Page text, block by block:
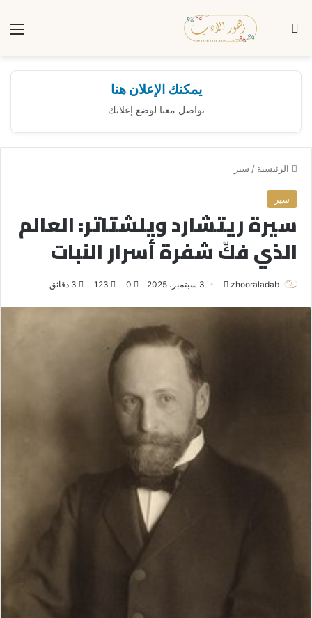
بحث عن
يمكنك الإعلان هنا
تواصل معنا لوضع إعلانك
الرئيسية / سير
سير
سيرة ريتشارد ويلشتاتر: العالم
الذي فكّ شفرة أسرار النبات
zhooraladab 3 سبتمبر، 2025 0
123